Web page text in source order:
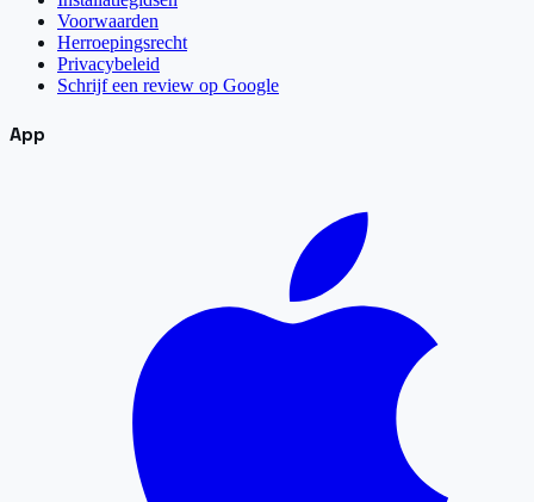
Voorwaarden
Herroepingsrecht
Privacybeleid
Schrijf een review op Google
App